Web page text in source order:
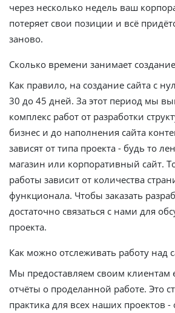
через несколько недель ваш
потеряет свои позиции и всё
заново.
Сколько времени занимает создание
Как правило, на создание сайта с
30 до 45 дней. За этот период мы
комплекс работ от разработки
бизнес и до наполнения сайта
зависят от типа проекта - будь то
магазин или корпоративный сайт.
работы зависит от количества
функционала. Чтобы заказать
достаточно связаться с нами для
проекта.
Как можно отслеживать работу над
Мы предоставляем своим клиентам
отчёты о проделанной работе. Это
практика для всех наших проектов -